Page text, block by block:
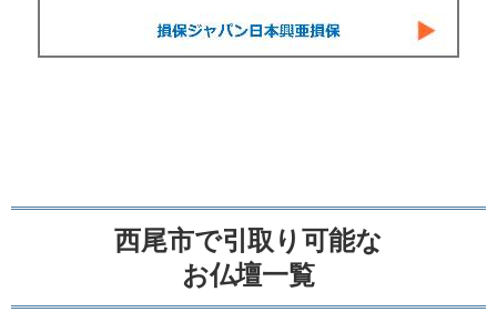
西尾市で引取り可能な
お仏壇一覧